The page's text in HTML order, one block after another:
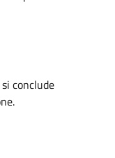
conclude